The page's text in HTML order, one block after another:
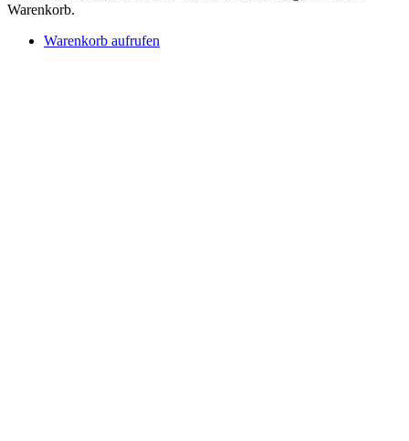
Warenkorb.
Warenkorb aufrufen